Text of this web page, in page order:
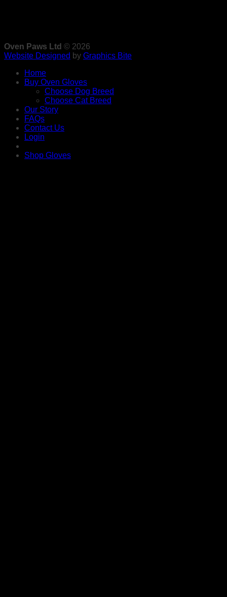
Oven Paws Ltd © 2026
Website Designed by Graphics Bite
Home
Buy Oven Gloves
Choose Dog Breed
Choose Cat Breed
Our Story
FAQs
Contact Us
Login
Shop Gloves